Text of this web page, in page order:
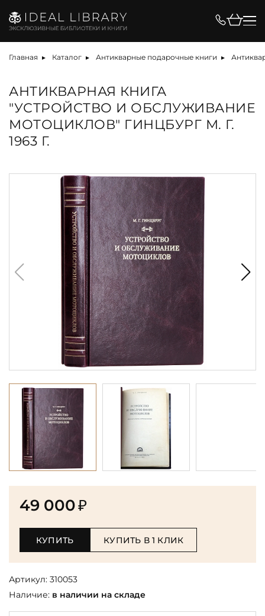
Главная Каталог Антикварные подарочные книги
АНТИКВАРНАЯ КНИГА
"УСТРОЙСТВО И ОБСЛУЖИВАНИЕ
МОТОЦИКЛОВ" ГИНЦБУРГ М. Г.
1963 Г.
49 000₽
КУПИТЬ КУПИТЬ В 1 КЛИК
Артикул: 310053
Наличие: в наличии на складе